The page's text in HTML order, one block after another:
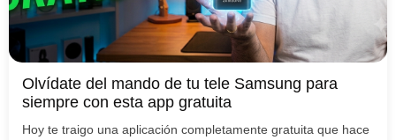
Olvídate del mando de tu tele Samsung para
siempre con esta app gratuita
Hoy te traigo una aplicación completamente gratuita que hace